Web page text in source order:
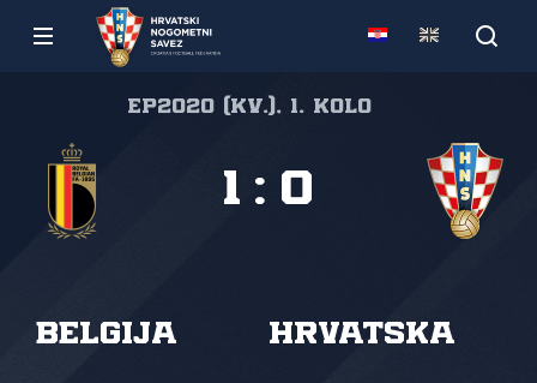
EP2020 (kv.), 1. kolo
Belgija Hrvatska
1 : 0